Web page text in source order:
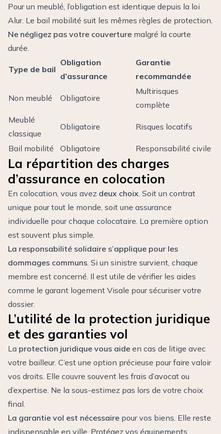
Pour un meublé, l’obligation est identique depuis la loi
Alur. Le bail mobilité suit les mêmes règles de protection.
Ne négligez pas votre couverture malgré la courte
durée.
Type de bail
Obligation
d’assurance
Garantie
recommandée
Non meublé Obligatoire
Multirisques
complète
Meublé
classique
Obligatoire Risques locatifs
Bail mobilité Obligatoire Responsabilité civile
La répartition des charges
d’assurance en colocation
En colocation, vous avez deux choix . Soit un contrat
unique pour tout le monde, soit une assurance
individuelle pour chaque colocataire. La première option
est souvent plus simple.
La responsabilité solidaire s’applique pour les
dommages communs . Si un sinistre survient, chaque
membre est concerné. Il est utile de vérifier les aides
comme le garant logement Visale pour sécuriser votre
dossier.
L’utilité de la protection juridique
et des garanties vol
La protection juridique vous aide en cas de litige avec
votre bailleur. C’est une option précieuse pour faire valoir
vos droits. Elle couvre souvent les frais d’avocat ou
d’expertise. Ne la sous-estimez pas lors de votre choix
final.
La garantie vol est nécessaire pour vos biens. Elle reste
indispensable en ville. Protégez vos équipements